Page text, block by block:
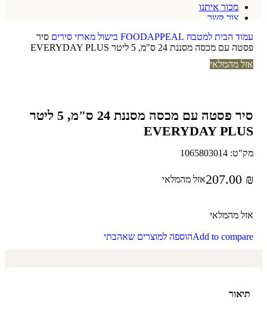
מכור איתנו
צור קשר
עמוד הבית למטבח FOODAPPEAL בישול מארזי סירים סיר
פסטה עם מכסה מסננת 24 ס"מ, 5 ליטר EVERYDAY PLUS
אזל מהמלאי
סיר פסטה עם מכסה מסננת 24 ס"מ, 5 ליטר
EVERYDAY PLUS
מק"ט: 1065803014
207.00 ₪ אזל מהמלאי
אזל מהמלאי
Add to compareהוספה למוצרים שאהבתי
תיאור